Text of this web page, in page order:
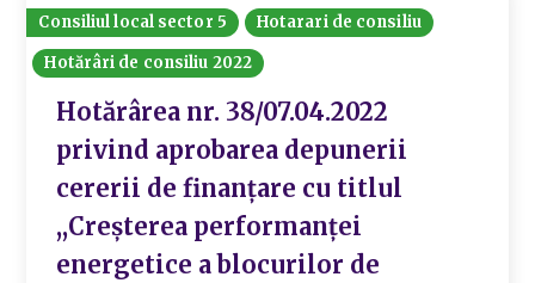
Consiliul local sector 5
Hotarari de consiliu
Hotărâri de consiliu 2022
Hotărârea nr. 38/07.04.2022
privind aprobarea depunerii
cererii de finanțare cu titlul
,,Creșterea performanței
energetice a blocurilor de